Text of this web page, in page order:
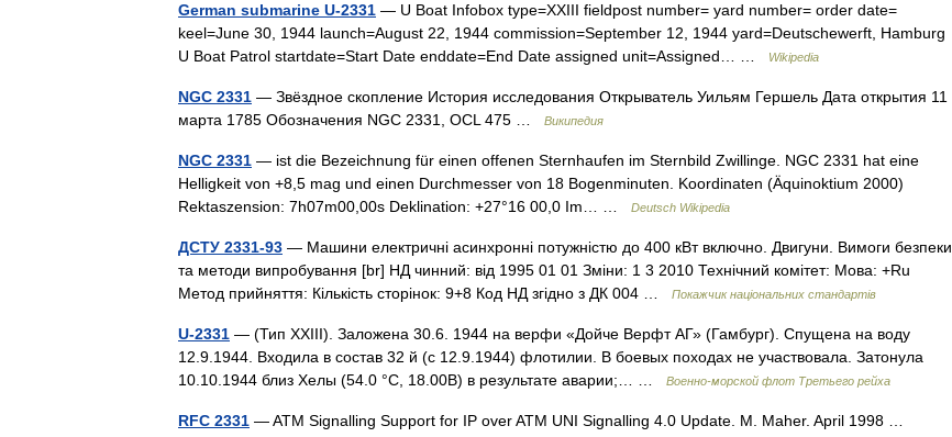
German submarine U-2331 — U Boat Infobox type=XXIII fieldpost number= yard number= order date=
keel=June 30, 1944 launch=August 22, 1944 commission=September 12, 1944 yard=Deutschewerft, Hamburg
U Boat Patrol startdate=Start Date enddate=End Date assigned unit=Assigned… …
Wikipedia
NGC 2331 — Звёздное скопление История исследования Открыватель Уильям Гершель Дата открытия 11
марта 1785 Обозначения NGC 2331, OCL 475 …
Википедия
NGC 2331 — ist die Bezeichnung für einen offenen Sternhaufen im Sternbild Zwillinge. NGC 2331 hat eine
Helligkeit von +8,5 mag und einen Durchmesser von 18 Bogenminuten. Koordinaten (Äquinoktium 2000)
Rektaszension: 7h07m00,00s Deklination: +27°16 00,0 Im… …
Deutsch Wikipedia
ДСТУ 2331-93 — Машини електричні асинхронні потужністю до 400 кВт включно. Двигуни. Вимоги безпеки
та методи випробування [br] НД чинний: від 1995 01 01 Зміни: 1 3 2010 Технічний комітет: Мова: +Ru
Метод прийняття: Кількість сторінок: 9+8 Код НД згідно з ДК 004 …
Покажчик національних стандартів
U-2331 — (Тип XXIII). Заложена 30.6. 1944 на верфи «Дойче Верфт АГ» (Гамбург). Спущена на воду
12.9.1944. Входила в состав 32 й (с 12.9.1944) флотилии. В боевых походах не участвовала. Затонула
10.10.1944 близ Хелы (54.0 °C, 18.00В) в результате аварии;… …
Военно-морской флот Третьего рейха
RFC 2331 — ATM Signalling Support for IP over ATM UNI Signalling 4.0 Update. M. Maher. April 1998 …